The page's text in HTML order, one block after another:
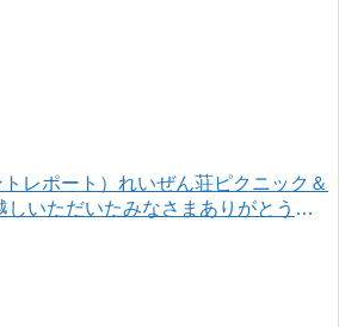
トレポート）れいぜん荘ピクニック＆
しいただいたみなさまありがとうご